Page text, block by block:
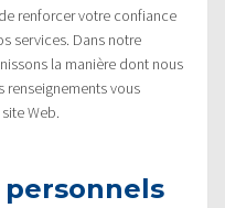
renforcer votre confiance
services. Dans notre
la manière dont nous
renseignements vous
Web.